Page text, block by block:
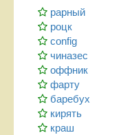
рарный
роцк
config
чиназес
оффник
фарту
баребух
кирять
краш